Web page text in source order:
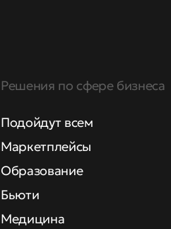
Решения по сфере бизнеса
Подойдут всем
Маркетплейсы
Образование
Бьюти
Медицина